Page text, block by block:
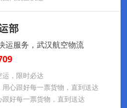
部
运服务，武汉航空物流
，限时必达
心跟好每一票货物，直到送达
好每一票货物，直到送达